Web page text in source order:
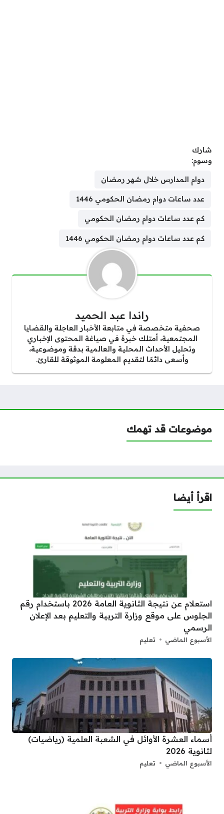
شارك
وسوم:
دوام المدارس خلال شهر رمضان
عدد ساعات دوام رمضان الحكومي 1446
كم عدد ساعات دوام رمضان الحكومي
كم عدد ساعات دوام رمضان الحكومي 1446
راندا عبد الحميد
صحفية متخصصة في متابعة الأخبار العاجلة والقضايا
المجتمعية، أمتلك خبرة في صياغة المحتوى الإخباري
وتحليل الأحداث المحلية والعالمية بدقة وموضوعية،
وأسعى دائمًا لتقديم المعلومة الموثوقة للقارئ.
موضوعات قد تهمك
اقرأ أيضا
استعلام عن نتيجة الثانوية العامة 2026 باستخدام رقم
الجلوس على موقع وزارة التربية والتعليم بعد الإعلان
الرسمي
الأسبوع الماضي تعليم
أسماء العشرة الأوائل في الشعبة العلمية (رياضيات)
لثانوية 2026
الأسبوع الماضي تعليم